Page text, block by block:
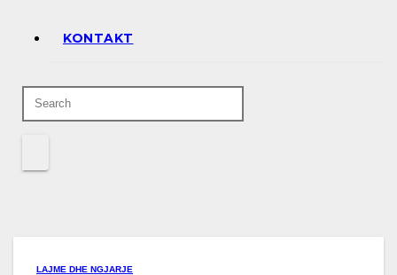
KONTAKT
LAJME DHE NGJARJE